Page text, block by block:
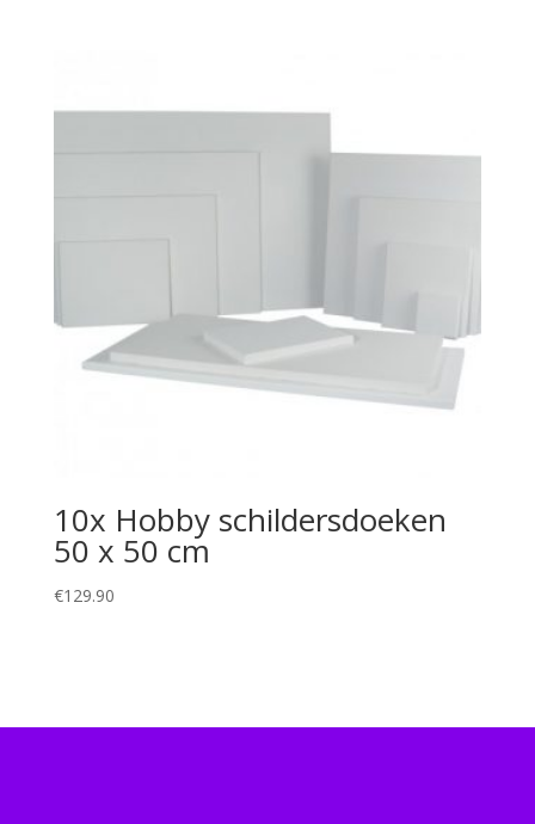
10x Hobby schildersdoeken
50 x 50 cm
€129.90